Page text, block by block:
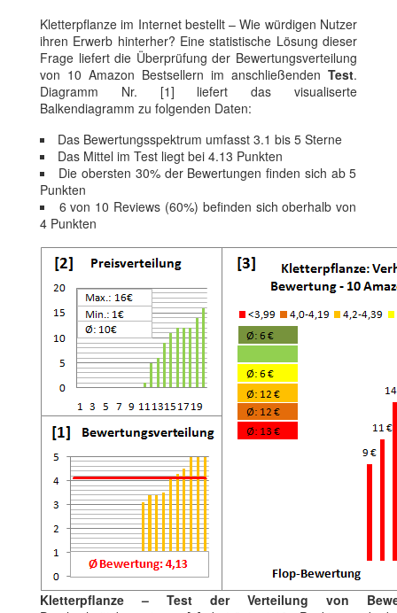
Kletterpflanze im Internet bestellt – Wie würdigen Nutzer
ihren Erwerb hinterher? Eine statistische Lösung dieser
Frage liefert die Überprüfung der Bewertungsverteilung
von 10 Amazon Bestsellern im anschließenden Test.
Diagramm Nr. [1] liefert das visualiserte
Balkendiagramm zu folgenden Daten:
Das Bewertungsspektrum umfasst 3.1 bis 5 Sterne
Das Mittel im Test liegt bei 4.13 Punkten
Die obersten 30% der Bewertungen finden sich ab 5
Punkten
6 von 10 Reviews (60%) befinden sich oberhalb von
4 Punkten
Kletterpflanze – Test der Verteilung von